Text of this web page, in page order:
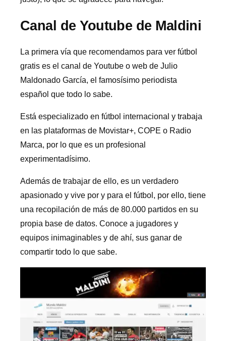
Canal de Youtube de Maldini
La primera vía que recomendamos para ver fútbol
gratis es el canal de Youtube o web de Julio
Maldonado García, el famosísimo periodista
español que todo lo sabe.
Está especializado en fútbol internacional y trabaja
en las plataformas de Movistar+, COPE o Radio
Marca, por lo que es un profesional
experimentadísimo.
Además de trabajar de ello, es un verdadero
apasionado y vive por y para el fútbol, por ello, tiene
una recopilación de más de 80.000 partidos en su
propia base de datos. Conoce a jugadores y
equipos inimaginables y de ahí, sus ganar de
compartir todo lo que sabe.